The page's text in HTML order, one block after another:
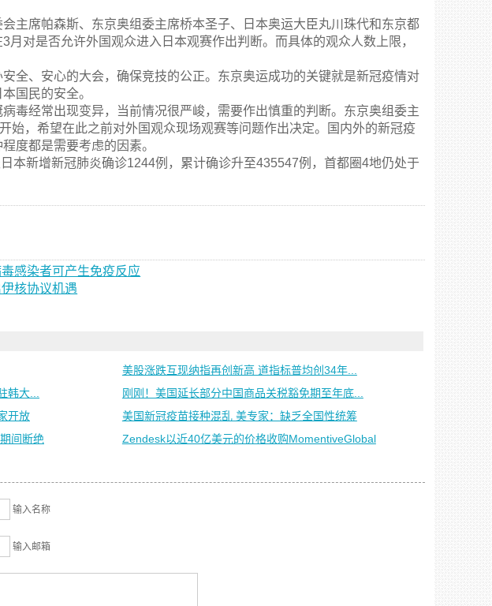
席帕森斯、东京奥组委主席桥本圣子、日本奥运大臣丸川珠代和东京都
月对是否允许外国观众进入日本观赛作出判断。而具体的观众人数上限，
、安心的大会，确保竞技的公正。东京奥运成功的关键就是新冠疫情对
国民的安全。
经常出现变异，当前情况很严峻，需要作出慎重的判断。东京奥组委主
始，希望在此之前对外国观众现场观赛等问题作出决定。国内外的新冠疫
度都是需要考虑的因素。
新增新冠肺炎确诊1244例，累计确诊升至435547例，首都圈4地仍处于
感染者可产生免疫反应
核协议机遇
美股涨跌互现纳指再创新高 道指标普均创34年...
韩大...
刚刚！美国延长部分中国商品关税豁免期至年底...
开放
美国新冠疫苗接种混乱 美专家：缺乏全国性统筹
间断绝
Zendesk以近40亿美元的价格收购MomentiveGlobal
输入名称
输入邮箱